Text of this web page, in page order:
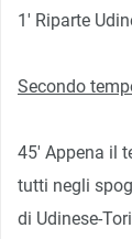
1′ Riparte
Secondo
45′ Appena il
tutti negli
di Udinese-